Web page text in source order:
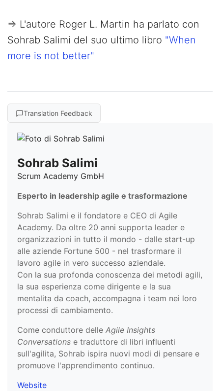
=> L'autore Roger L. Martin ha parlato con
Sohrab Salimi del suo ultimo libro "When
more is not better"
Translation Feedback
Sohrab Salimi
Scrum Academy GmbH
Esperto in leadership agile e trasformazione
Sohrab Salimi e il fondatore e CEO di Agile
Academy. Da oltre 20 anni supporta leader e
organizzazioni in tutto il mondo - dalle start-up
alle aziende Fortune 500 - nel trasformare il
lavoro agile in vero successo aziendale.
Con la sua profonda conoscenza dei metodi agili,
la sua esperienza come dirigente e la sua
mentalita da coach, accompagna i team nei loro
processi di cambiamento.
Come conduttore delle Agile Insights
Conversations e traduttore di libri influenti
sull'agilita, Sohrab ispira nuovi modi di pensare e
promuove l'apprendimento continuo.
Website